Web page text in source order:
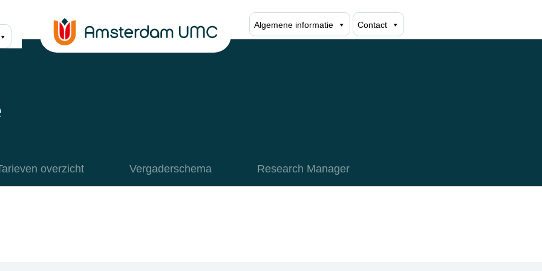
Algemene informatie Contact
overzicht Vergaderschema Research Manager